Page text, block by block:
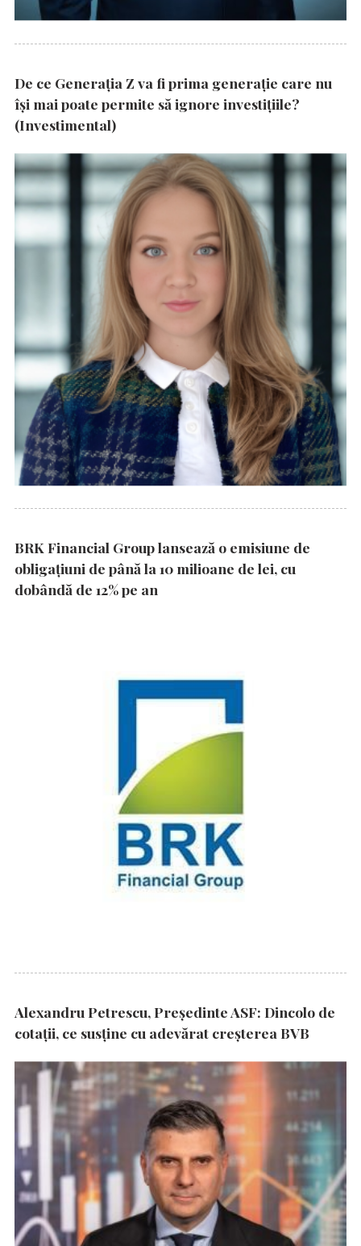
De ce Generația Z va fi prima generație care nu
își mai poate permite să ignore investițiile?
(Investimental)
BRK Financial Group lansează o emisiune de
obligațiuni de până la 10 milioane de lei, cu
dobândă de 12% pe an
Alexandru Petrescu, Președinte ASF: Dincolo de
cotații, ce susține cu adevărat creșterea BVB